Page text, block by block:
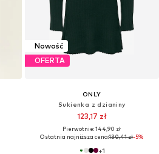
Nowość
OFERTA
ONLY
Sukienka z dzianiny
123,17 zł
Pierwotnie: 144,90 zł
Ostatnia najniższa cena:130,41 zł-5%
+1